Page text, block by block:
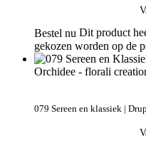
Bestel nu Dit product
gekozen worden op de
079 Sereen en klassiek |